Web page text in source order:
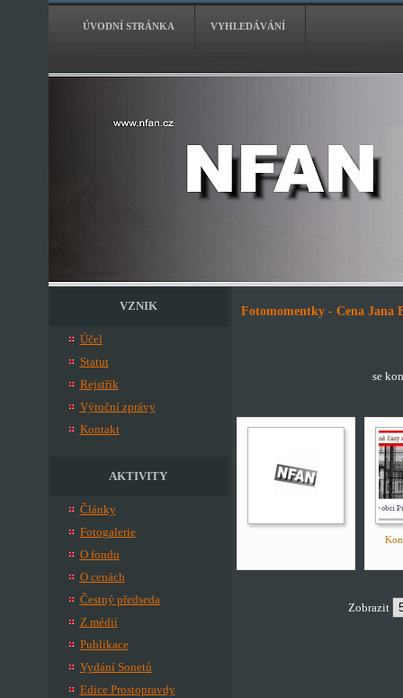
ÚVODNÍ STRÁNKA VYHLEDÁVÁNÍ
VZNIK
Účel
Statut
Rejstřík
Výroční zprávy
Kontakt
AKTIVITY
Články
Fotogalerie
O fondu
O cenách
Čestný předseda
Z médií
Publikace
Vydání Sonetů
Edice Prostopravdy
Fotomomentky - Cena Jana
se
Zobrazit